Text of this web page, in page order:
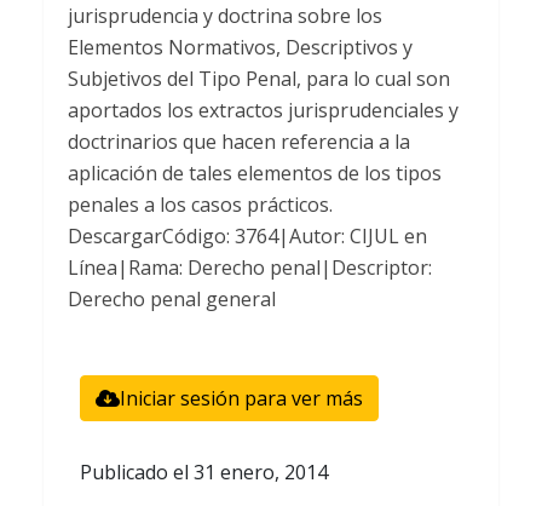
jurisprudencia y doctrina sobre los
Elementos Normativos, Descriptivos y
Subjetivos del Tipo Penal, para lo cual son
aportados los extractos jurisprudenciales y
doctrinarios que hacen referencia a la
aplicación de tales elementos de los tipos
penales a los casos prácticos.
DescargarCódigo: 3764|Autor: CIJUL en
Línea|Rama: Derecho penal|Descriptor:
Derecho penal general
Iniciar sesión para ver más
Publicado el 31 enero, 2014